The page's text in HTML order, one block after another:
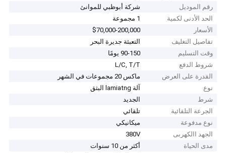
رقم الموديل
شركة أبوظبي للموانئ
الحد الأدنى لكمية
1 مجموعة
الأسعار
$70,000-200,000
تفاصيل التغليف
التعبئة جديرة البحر
وقت التسليم
90-150 يومًا
شروط الدفع
L/C, T/T
القدرة على العرض
ماكس 20 مجموعات في الشهر
نوع
آلة lamiatng البثق
شرط
الجديد
الجرعة التلقائية
تلقائي
نوع مدفوعة
ميكانيكي
الجهد االكهربى
380V
مدى الحياة
أكثر من 10 سنوات